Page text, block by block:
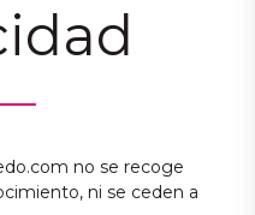
no se recoge
ni se ceden a